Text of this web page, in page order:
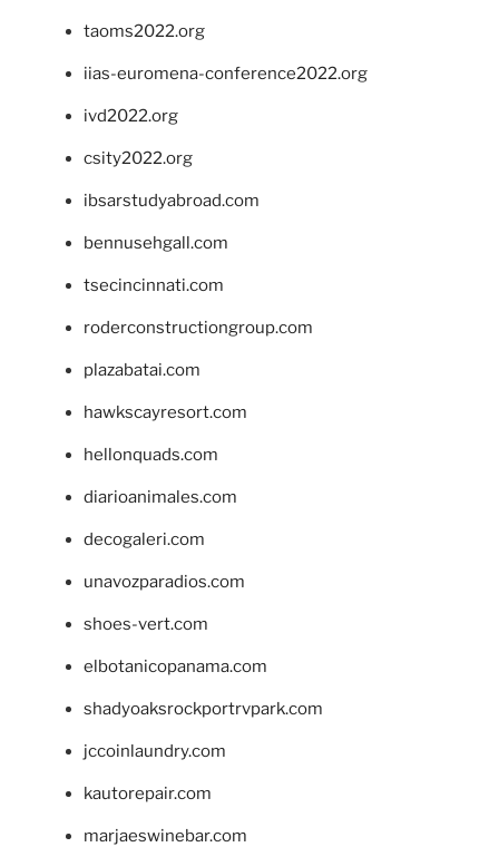
taoms2022.org
iias-euromena-conference2022.org
ivd2022.org
csity2022.org
ibsarstudyabroad.com
bennusehgall.com
tsecincinnati.com
roderconstructiongroup.com
plazabatai.com
hawkscayresort.com
hellonquads.com
diarioanimales.com
decogaleri.com
unavozparadios.com
shoes-vert.com
elbotanicopanama.com
shadyoaksrockportrvpark.com
jccoinlaundry.com
kautorepair.com
marjaeswinebar.com